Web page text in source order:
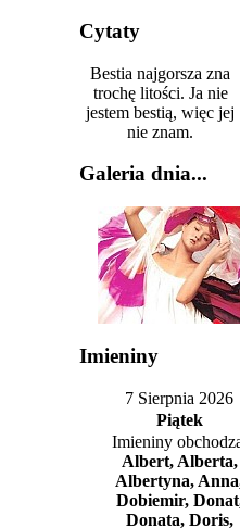
Cytaty
Bestia najgorsza zna
trochę litości. Ja nie
jestem bestią, więc jej
nie znam.
Galeria dnia...
Imieniny
7 Sierpnia 2026
Piątek
Imieniny
Albert, Alberta,
Albertyna,
Dobiemir,
Donata, Doris,